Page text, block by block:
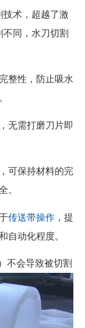
术，超越了激
同，水刀切割
整性，防止吸水
无需打磨刀片即
可保持材料的完
。
传送带操作 ，提
自动化程度。
不会导致被切割